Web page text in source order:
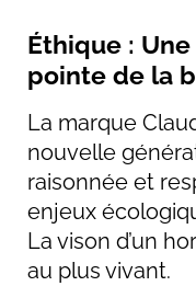
Éthique :
pointe de la
La marque
nouvelle
raisonnée et
enjeux
La vison d’un
au plus vivant.